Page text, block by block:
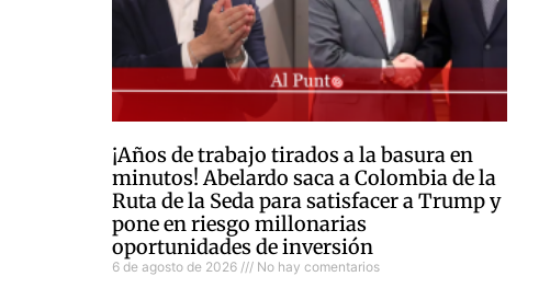
¡Años de trabajo tirados a la basura en
minutos! Abelardo saca a Colombia de la
Ruta de la Seda para satisfacer a Trump y
pone en riesgo millonarias
oportunidades de inversión
6 de agosto de 2026 No hay comentarios